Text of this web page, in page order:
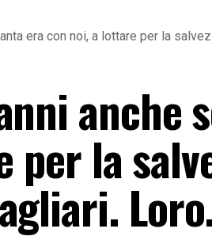
era con noi, a lottare per la
anche
la